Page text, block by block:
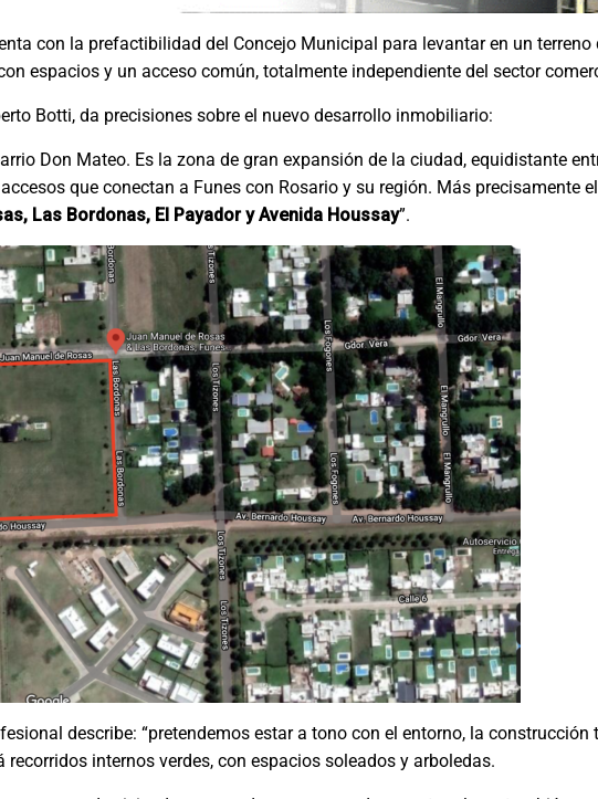
con la prefactibilidad del Concejo Municipal para levantar en un terreno
espacios y un acceso común, totalmente independiente del sector
Botti, da precisiones sobre el nuevo desarrollo inmobiliario:
Don Mateo. Es la zona de gran expansión de la ciudad, equidistante
que conectan a Funes con Rosario y su región. Más precisamente
Las Bordonas, El Payador y Avenida Houssay”.
describe: “pretendemos estar a tono con el entorno, la construcción
internos verdes, con espacios soleados y arboledas.